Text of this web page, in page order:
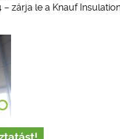
zárja le a Knauf